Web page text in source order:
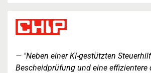
"Neben einer KI-gestützten
Bescheidprüfung und eine effizientere